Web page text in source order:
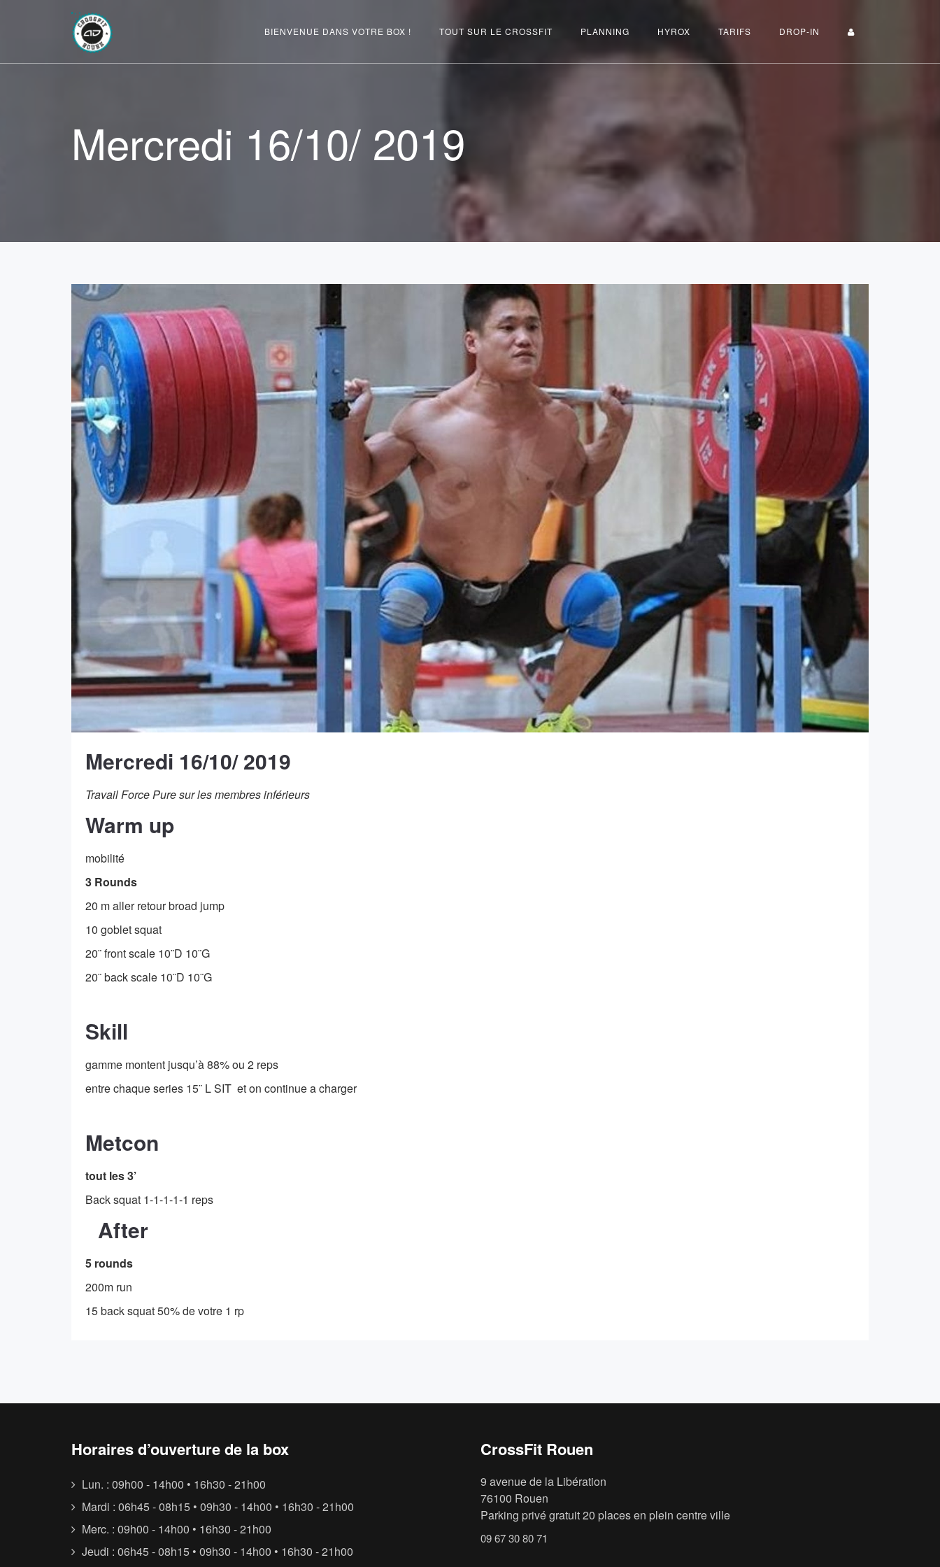
BIENVENUE DANS VOTRE BOX ! TOUT SUR LE CROSSFIT PLANNING HYROX TARIFS DROP-IN
Mercredi 16/10/ 2019
Mercredi 16/10/ 2019
Travail Force Pure sur les membres inférieurs
Warm up
mobilité
3 Rounds
20 m aller retour broad jump
10 goblet squat
20¨ front scale 10¨D 10¨G
20¨ back scale 10¨D 10¨G
Skill
gamme montent jusqu’à 88% ou 2 reps
entre chaque series 15¨ L SIT et on continue a charger
Metcon
tout les 3’
Back squat 1-1-1-1-1 reps
After
5 rounds
200m run
15 back squat 50% de votre 1 rp
Horaires d’ouverture de la box
Lun. : 09h00 - 14h00 • 16h30 - 21h00
Mardi : 06h45 - 08h15 • 09h30 - 14h00 • 16h30 - 21h00
Merc. : 09h00 - 14h00 • 16h30 - 21h00
Jeudi : 06h45 - 08h15 • 09h30 - 14h00 • 16h30 - 21h00
CrossFit Rouen
9 avenue de la Libération
76100 Rouen
Parking privé gratuit 20 places en plein centre ville
09 67 30 80 71